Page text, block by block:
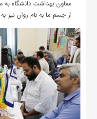
معاون بهداشت دانشگاه
از جسم ما به نام روان نیز